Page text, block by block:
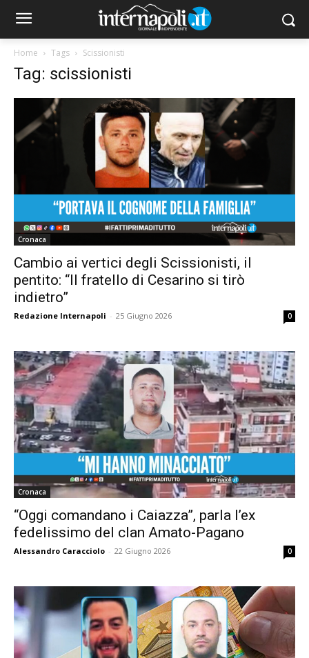
Home Tags Scissionisti
Tag: scissionisti
Cronaca
Cambio ai vertici degli Scissionisti, il
pentito: “Il fratello di Cesarino si tirò
indietro”
Redazione Internapoli - 25 Giugno 2026 0
Cronaca
“Oggi comandano i Caiazza”, parla l’ex
fedelissimo del clan Amato-Pagano
Alessandro Caracciolo - 22 Giugno 2026 0